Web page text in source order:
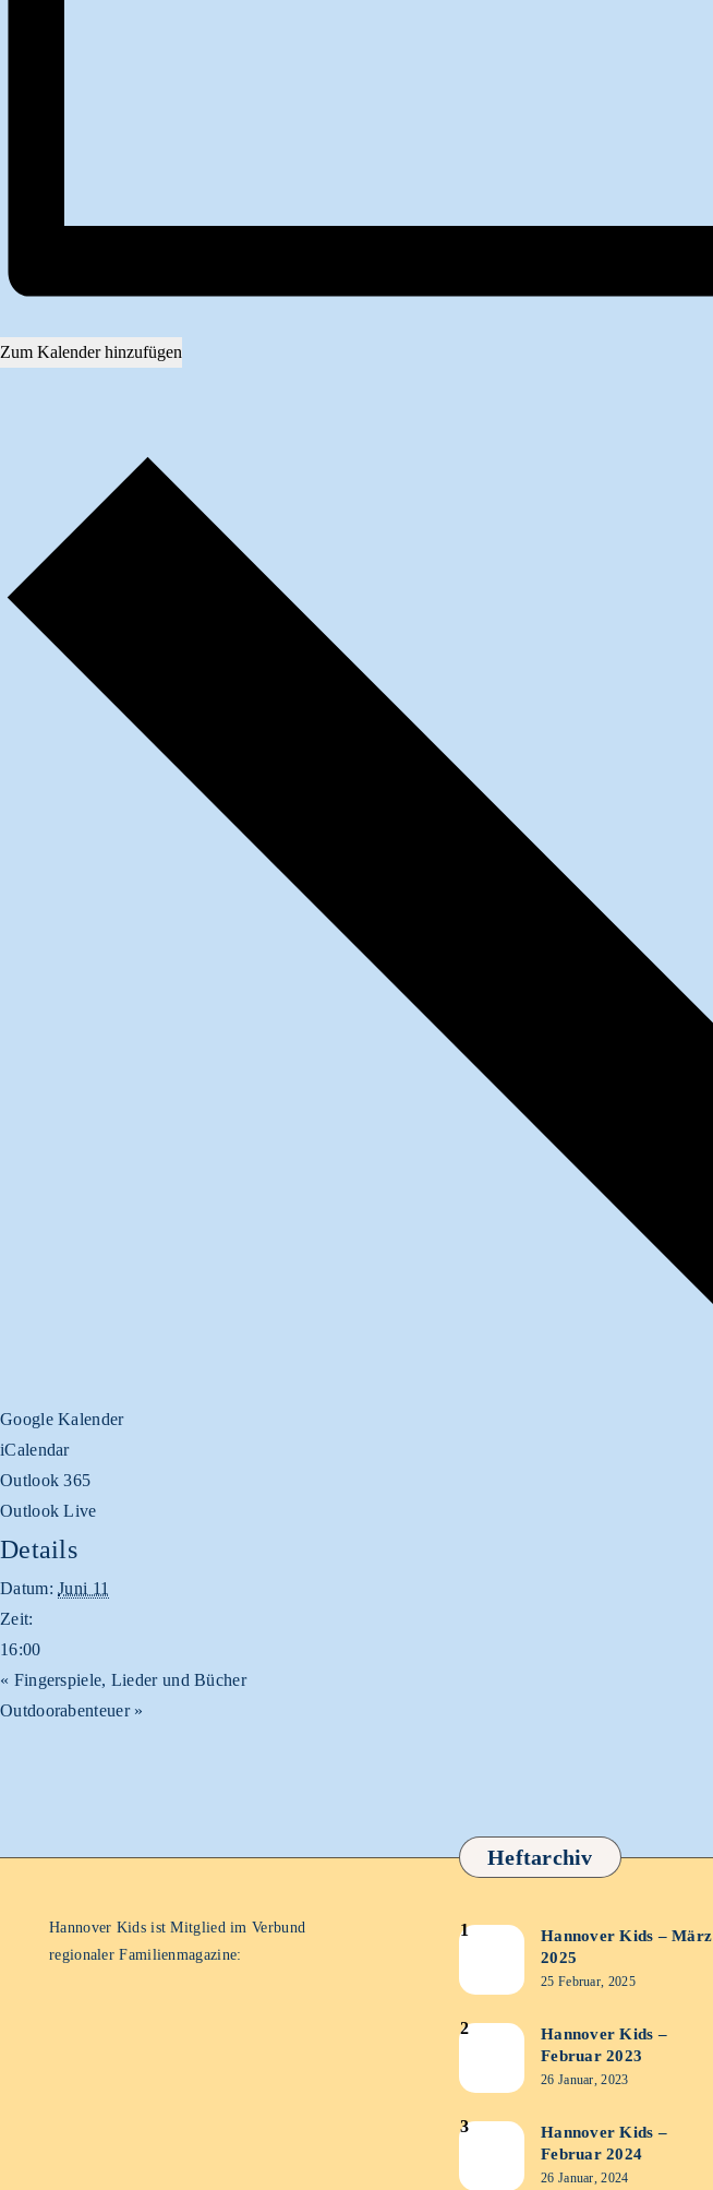
Zum Kalender hinzufügen
Google Kalender
iCalendar
Outlook 365
Outlook Live
Details
Datum: Juni 11
Zeit:
16:00
« Fingerspiele, Lieder und Bücher
Outdoorabenteuer »
Hannover Kids ist Mitglied im Verbund
regionaler Familienmagazine:
Heftarchiv
Hannover
März
1
Hannover Kids – März
2025
25 Februar, 2025
Hannover
Februar
2
Hannover Kids –
Februar 2023
26 Januar, 2023
Hannover
3
Hannover Kids –
Februar 2024
26 Januar, 2024